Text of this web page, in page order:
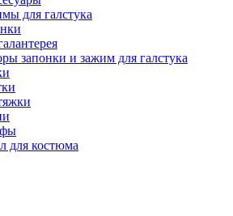
для галстука
запонки и зажим для галстука
для костюма